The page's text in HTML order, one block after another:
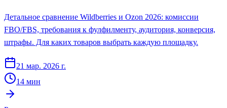
Детальное сравнение Wildberries и Ozon 2026: комиссии
FBO/FBS, требования к фулфилменту, аудитория, конверсия,
штрафы. Для каких товаров выбрать каждую площадку.
21 мар. 2026 г.
14 мин